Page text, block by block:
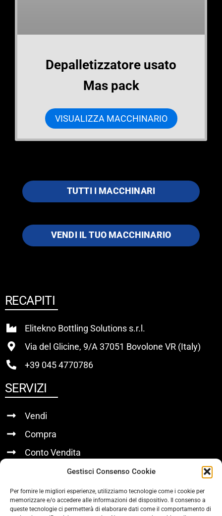
Gestisci Consenso Cookie
Per fornire le migliori esperienze, utilizziamo tecnologie come i cookie per
memorizzare e/o accedere alle informazioni del dispositivo. Il consenso a
queste tecnologie ci permetterà di elaborare dati come il comportamento di
Depalletizzatore usato
Mas pack
VISUALIZZA MACCHINARIO
TUTTI I MACCHINARI
VENDI IL TUO MACCHINARIO
RECAPITI
Elitekno Bottling Solutions s.r.l.
Via del Glicine, 9/A 37051 Bovolone VR (Italy)
+39 045 4770786
SERVIZI
Vendi
Compra
Conto Vendita
Chi Siamo